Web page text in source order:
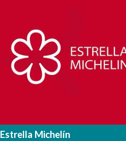
Estrella Michelín